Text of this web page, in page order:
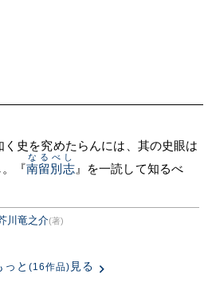
く史を究めたらんには、其の史眼は
『南留別志
なるべし
』を一読して知るべ
川竜之介(著)
と (16作品) 見る